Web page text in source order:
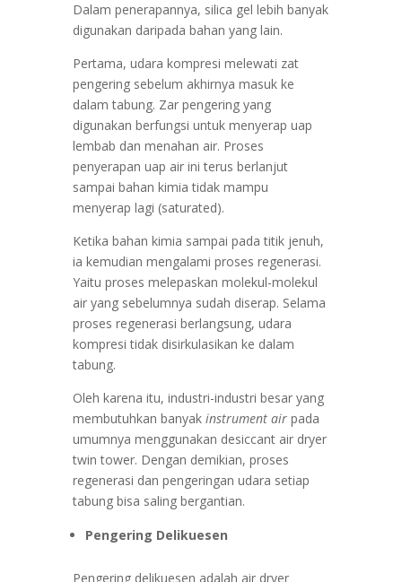
Dalam penerapannya, silica gel lebih banyak
digunakan daripada bahan yang lain.
Pertama, udara kompresi melewati zat
pengering sebelum akhirnya masuk ke
dalam tabung. Zar pengering yang
digunakan berfungsi untuk menyerap uap
lembab dan menahan air. Proses
penyerapan uap air ini terus berlanjut
sampai bahan kimia tidak mampu
menyerap lagi (saturated).
Ketika bahan kimia sampai pada titik jenuh,
ia kemudian mengalami proses regenerasi.
Yaitu proses melepaskan molekul-molekul
air yang sebelumnya sudah diserap. Selama
proses regenerasi berlangsung, udara
kompresi tidak disirkulasikan ke dalam
tabung.
Oleh karena itu, industri-industri besar yang
membutuhkan banyak instrument airpada
umumnya menggunakan desiccant air dryer
twin tower. Dengan demikian, proses
regenerasi dan pengeringan udara setiap
tabung bisa saling bergantian.
Pengering Delikuesen
Pengering delikuesen adalah air dryer